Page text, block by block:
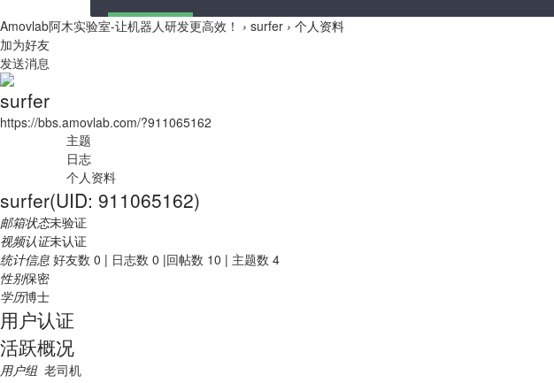
Amovlab阿木实验室-让机器人研发更高效！ › surfer › 个人资料
加为好友
发送消息
surfer
https://bbs.amovlab.com/?911065162
主题
日志
个人资料
surfer(UID: 911065162)
邮箱状态未验证
视频认证未认证
统计信息 好友数 0 | 日志数 0 |回帖数 10 | 主题数 4
性别保密
学历博士
用户认证
活跃概况
用户组 老司机